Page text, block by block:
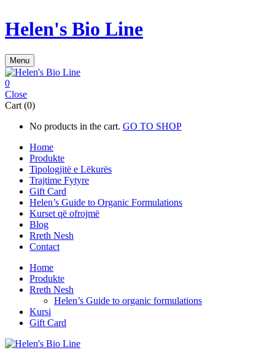
Helen's Bio Line
Menu
0
Close
Cart (0)
No products in the cart. GO TO SHOP
Home
Produkte
Tipologjitë e Lëkurës
Trajtime Fytyre
Gift Card
Helen’s Guide to Organic Formulations
Kurset që ofrojmë
Blog
Rreth Nesh
Contact
Home
Produkte
Rreth Nesh
Helen’s Guide to organic formulations
Kursi
Gift Card